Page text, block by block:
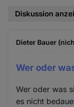
Diskussion
Dieter Bauer
Wer oder
Wer oder was
es nicht